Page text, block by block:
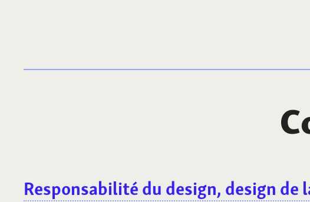
Responsabilité du design, design de